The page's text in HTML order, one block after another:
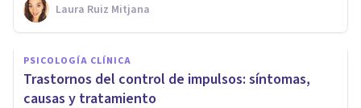
Laura Ruiz Mitjana
PSICOLOGÍA CLÍNICA
Trastornos del control de impulsos: síntomas,
causas y tratamiento
Soledad no deseada: qué es y
cómo podemos combatirla